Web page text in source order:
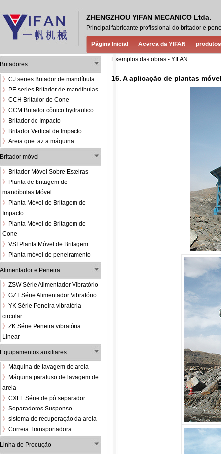
ZHENGZHOU YIFAN MECANICO Ltda.
Principal fabricante profissional do britador e
Página Inicial Acerca da YIFAN produtos
Britadores
》 CJ series Britador de mandíbula
》
PE series Britador de mandíbulas
》 CCH Britador de Cone
》 CCM Britador cônico hydraulico
》
Britador de Impacto
》
Britador Vertical de Impacto
》 Areia que faz a máquina
Britador móvel
》
Britador Móvel Sobre Esteiras
》
Planta de britagem de
mandíbulas Móvel
》
Planta Móvel de Britagem de
Impacto
》
Planta Móvel de Britagem de
Cone
》 VSI Planta Móvel de Britagem
》
Planta móvel de peneiramento
Alimentador e Peneira
》 ZSW Série Alimentador Vibratório
》 GZT Série Alimentador Vibratório
》 YK Série Peneira vibratória
circular
》 ZK Série Peneira vibratória
Linear
Equipamentos auxiliares
》
Máquina de lavagem de areia
》
Máquina parafuso de lavagem de
areia
》 CXFL Série de pó separador
》 Separadores Suspenso
》 sistema de recuperação da areia
》 Correia Transportadora
Linha de Produção
Exemplos das obras - YIFAN
16. A aplicação de plantas